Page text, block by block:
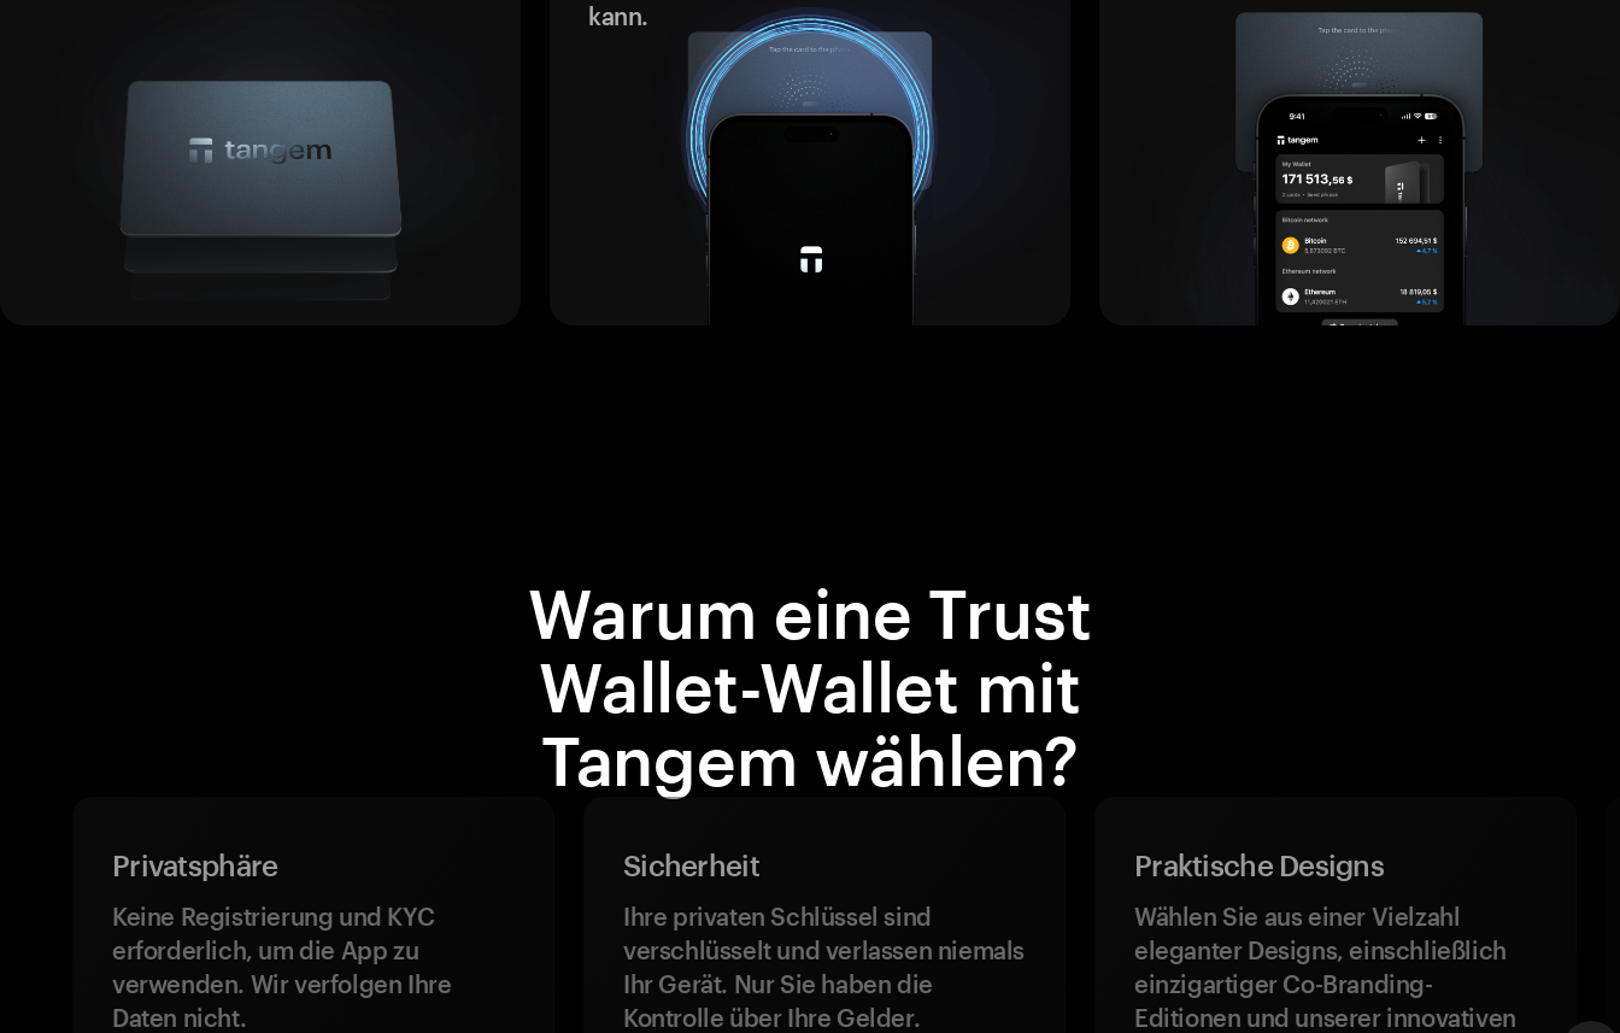
kann.
Warum eine Trust
Wallet-Wallet mit
Tangem wählen?
Privatsphäre
Keine Registrierung und KYC
erforderlich, um die App zu
verwenden. Wir verfolgen Ihre
Daten nicht.
Sicherheit
Ihre privaten Schlüssel sind
verschlüsselt und verlassen niemals
Ihr Gerät. Nur Sie haben die
Kontrolle über Ihre Gelder.
Praktische Designs
Wählen Sie aus einer Vielzahl
eleganter Designs, einschließlich
einzigartiger Co-Branding-
Editionen und unserer innovativen